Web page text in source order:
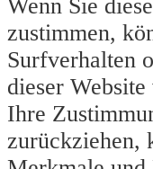
Wenn Sie
zustimmen,
Surfverhalten
dieser
Ihre
zurückziehen,